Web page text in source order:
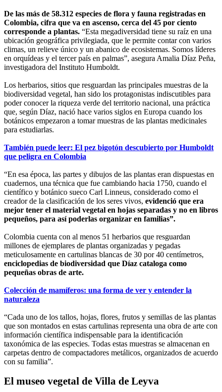
De las más de 58.312 especies de flora y fauna registradas en
Colombia, cifra que va en ascenso, cerca del 45 por ciento
corresponde a plantas. “Esta megadiversidad tiene su raíz en una
ubicación geográfica privilegiada, que le permite contar con varios
climas, un relieve único y un abanico de ecosistemas. Somos líderes
en orquídeas y el tercer país en palmas”, asegura Amalia Díaz Peña,
investigadora del Instituto Humboldt.
Los herbarios, sitios que resguardan las principales muestras de la
biodiversidad vegetal, han sido los protagonistas indiscutibles para
poder conocer la riqueza verde del territorio nacional, una práctica
que, según Díaz, nació hace varios siglos en Europa cuando los
botánicos empezaron a tomar muestras de las plantas medicinales
para estudiarlas.
También puede leer: El pez bigotón descubierto por Humboldt
que peligra en Colombia
“En esa época, las partes y dibujos de las plantas eran dispuestas en
cuadernos, una técnica que fue cambiando hacia 1750, cuando el
científico y botánico sueco Carl Linneus​, considerado como el
creador de la clasificación de los seres vivos, evidenció que era
mejor tener el material vegetal en hojas separadas y no en libros
pequeños, para así poderlas organizar en familias”.
Colombia cuenta con al menos 51 herbarios que resguardan
millones de ejemplares de plantas organizadas y pegadas
meticulosamente en cartulinas blancas de 30 por 40 centímetros,
enciclopedias de biodiversidad que Díaz cataloga como
pequeñas obras de arte.
Colección de mamíferos: una forma de ver y entender la
naturaleza
“Cada uno de los tallos, hojas, flores, frutos y semillas de las plantas
que son montados en estas cartulinas representa una obra de arte con
información científica indispensable para la identificación
taxonómica de las especies. Todas estas muestras se almacenan en
carpetas dentro de compactadores metálicos, organizados de acuerdo
con su familia”.
El museo vegetal de Villa de Leyva